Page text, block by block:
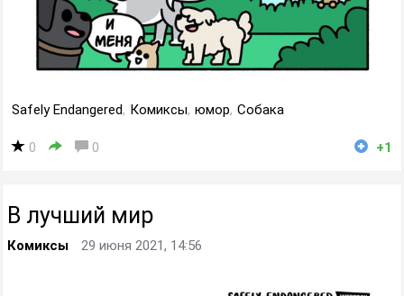
Safely Endangered, Комиксы, юмор, Собака
0 0 +1
В лучший мир
Комиксы 29 июня 2021, 14:56